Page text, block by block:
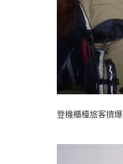
登機櫃檯旅客擠